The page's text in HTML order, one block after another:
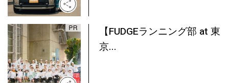
【FUDGEランニング部 at 東
京...